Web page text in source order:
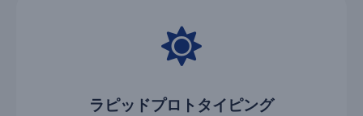
ラピッドプロトタイピング